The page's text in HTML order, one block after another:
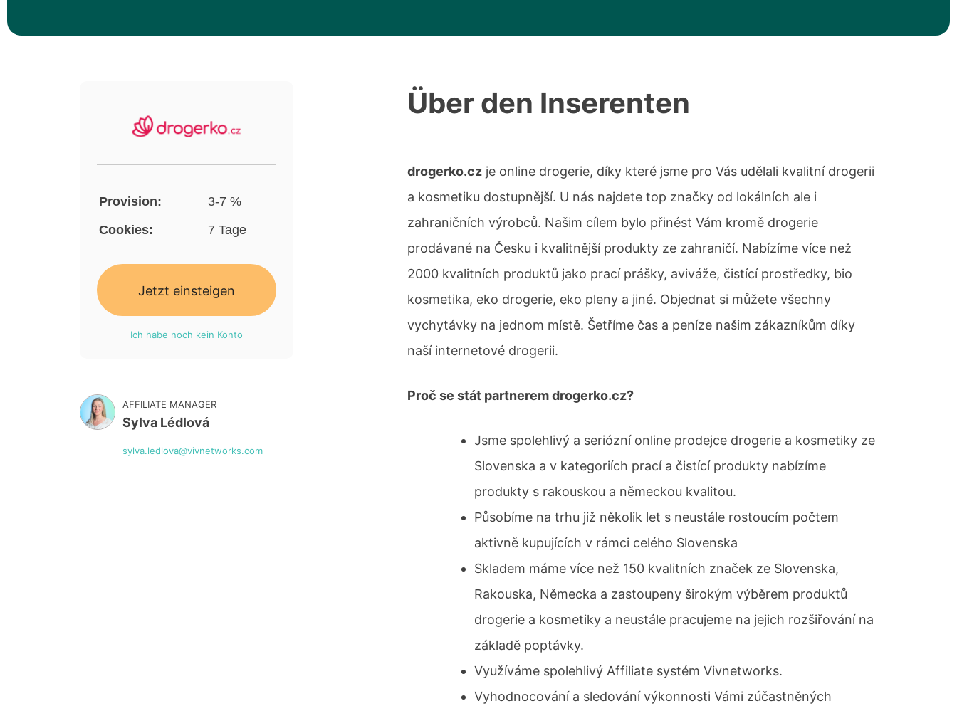
Provision:
3-7 %
Cookies:
7 Tage
Jetzt einsteigen
Ich habe noch kein Konto
AFFILIATE MANAGER
Sylva Lédlová
sylva.ledlova@vivnetworks.com
Über den Inserenten
drogerko.cz je online drogerie, díky které jsme pro Vás udělali kvalitní drogerii
a kosmetiku dostupnější. U nás najdete top značky od lokálních ale i
zahraničních výrobců. Našim cílem bylo přinést Vám kromě drogerie
prodávané na Česku i kvalitnější produkty ze zahraničí. Nabízíme více než
2000 kvalitních produktů jako prací prášky, aviváže, čistící prostředky, bio
kosmetika, eko drogerie, eko pleny a jiné. Objednat si můžete všechny
vychytávky na jednom místě. Šetříme čas a peníze našim zákazníkům díky
naší internetové drogerii.
Proč se stát partnerem drogerko.cz?
Jsme spolehlivý a seriózní online prodejce drogerie a kosmetiky ze
Slovenska a v kategoriích prací a čistící produkty nabízíme
produkty s rakouskou a německou kvalitou.
Působíme na trhu již několik let s neustále rostoucím počtem
aktivně kupujících v rámci celého Slovenska
Skladem máme více než 150 kvalitních značek ze Slovenska,
Rakouska, Německa a zastoupeny širokým výběrem produktů
drogerie a kosmetiky a neustále pracujeme na jejich rozšiřování na
základě poptávky.
Využíváme spolehlivý Affiliate systém Vivnetworks.
Vyhodnocování a sledování výkonnosti Vámi zúčastněných